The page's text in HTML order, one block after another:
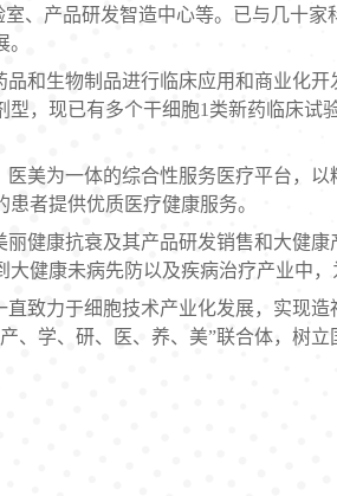
、产品研发智造中心等。已与几十
和生物制品进行临床应用和商业化
，现已有多个干细胞1类新药临床试
美为一体的综合性服务医疗平台，
者提供优质医疗健康服务。
健康抗衰及其产品研发销售和大健
健康未病先防以及疾病治疗产业中
致力于细胞技术产业化发展，实现
、学、研、医、养、美”联合体，树